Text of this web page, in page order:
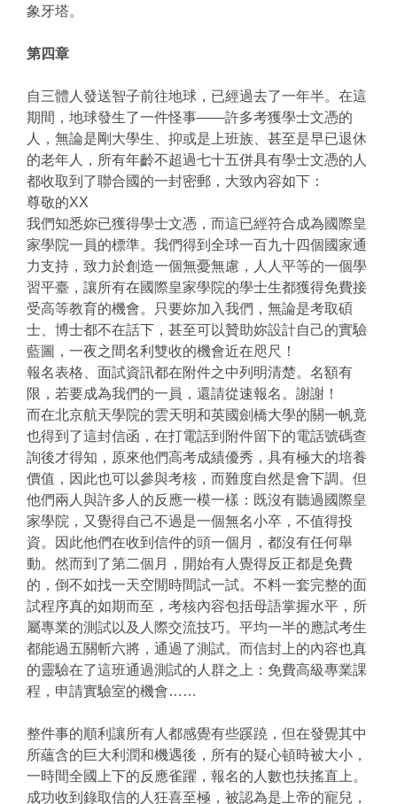
象牙塔。
第四章
自三體人發送智子前往地球，已經過去了一年半。在這
期間，地球發生了一件怪事——許多考獲學士文憑的
人，無論是剛大學生、抑或是上班族、甚至是早已退休
的老年人，所有年齡不超過七十五併具有學士文憑的人
都收取到了聯合國的一封密郵，大致內容如下：
尊敬的XX
我們知悉妳已獲得學士文憑，而這已經符合成為國際皇
家學院一員的標準。我們得到全球一百九十四個國家通
力支持，致力於創造一個無憂無慮，人人平等的一個學
習平臺，讓所有在國際皇家學院的學士生都獲得免費接
受高等教育的機會。只要妳加入我們，無論是考取碩
士、博士都不在話下，甚至可以贊助妳設計自己的實驗
藍圖，一夜之間名利雙收的機會近在咫尺！
報名表格、面試資訊都在附件之中列明清楚。名額有
限，若要成為我們的一員，還請從速報名。謝謝！
而在北京航天學院的雲天明和英國劍橋大學的關一帆竟
也得到了這封信函，在打電話到附件留下的電話號碼查
詢後才得知，原來他們高考成績優秀，具有極大的培養
價值，因此也可以參與考核，而難度自然是會下調。但
他們兩人與許多人的反應一模一樣：既沒有聽過國際皇
家學院，又覺得自己不過是一個無名小卒，不值得投
資。因此他們在收到信件的頭一個月，都沒有任何舉
動。然而到了第二個月，開始有人覺得反正都是免費
的，倒不如找一天空閒時間試一試。不料一套完整的面
試程序真的如期而至，考核內容包括母語掌握水平，所
屬專業的測試以及人際交流技巧。平均一半的應試考生
都能過五關斬六將，通過了測試。而信封上的內容也真
的靈驗在了這班通過測試的人群之上：免費高級專業課
程，申請實驗室的機會……
整件事的順利讓所有人都感覺有些蹊蹺，但在發覺其中
所蘊含的巨大利潤和機遇後，所有的疑心頓時被大小，
一時間全國上下的反應雀躍，報名的人數也扶搖直上。
成功收到錄取信的人狂喜至極，被認為是上帝的寵兒，